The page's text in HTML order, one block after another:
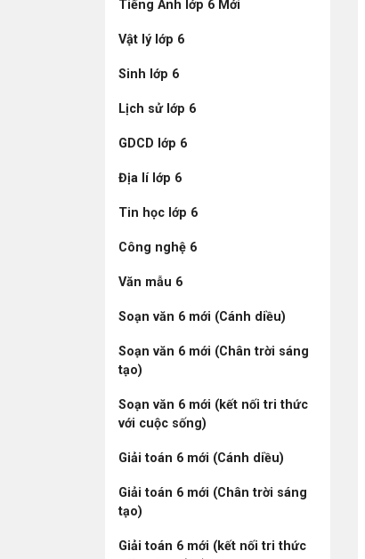
Tiếng Anh lớp 6 Mới
Vật lý lớp 6
Sinh lớp 6
Lịch sử lớp 6
GDCD lớp 6
Địa lí lớp 6
Tin học lớp 6
Công nghệ 6
Văn mẫu 6
Soạn văn 6 mới (Cánh diều)
Soạn văn 6 mới (Chân trời sáng
tạo)
Soạn văn 6 mới (kết nối tri thức
với cuộc sống)
Giải toán 6 mới (Cánh diều)
Giải toán 6 mới (Chân trời sáng
tạo)
Giải toán 6 mới (kết nối tri thức